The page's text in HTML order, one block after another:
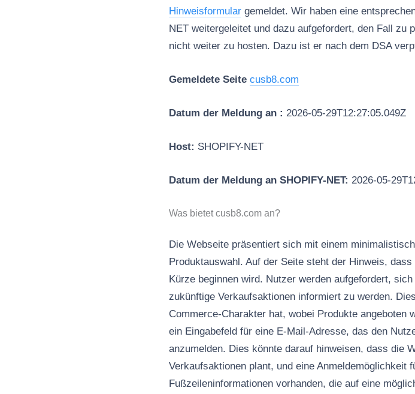
Hinweisformular gemeldet. Wir haben eine
NET weitergeleitet und dazu aufgefordert, den Fall zu
nicht weiter zu hosten. Dazu ist er nach dem DSA
Gemeldete Seite cusb8.com
Datum der Meldung an : 2026-05-29T12:27:05.049Z
Host: SHOPIFY-NET
Datum der Meldung an SHOPIFY-NET: 2026-05-
Was bietet cusb8.com an?
Die Webseite präsentiert sich mit einem
Produktauswahl. Auf der Seite steht der Hinweis,
Kürze beginnen wird. Nutzer werden aufgefordert,
zukünftige Verkaufsaktionen informiert zu werden.
Commerce-Charakter hat, wobei Produkte
ein Eingabefeld für eine E-Mail-Adresse, das den
anzumelden. Dies könnte darauf hinweisen, dass die
Verkaufsaktionen plant, und eine
Fußzeileninformationen vorhanden, die auf eine